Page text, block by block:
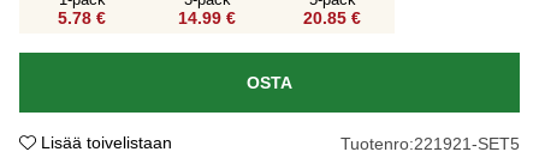
5.78 € 14.99 € 20.85 €
OSTA
Lisää toivelistaan Tuotenro:221921-SET5